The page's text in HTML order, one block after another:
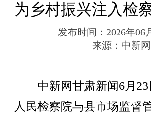
为乡村振兴注入检
发布时间： 2026年06
来源： 中新
中新网甘肃新闻6月23
人民检察院与县市场监督